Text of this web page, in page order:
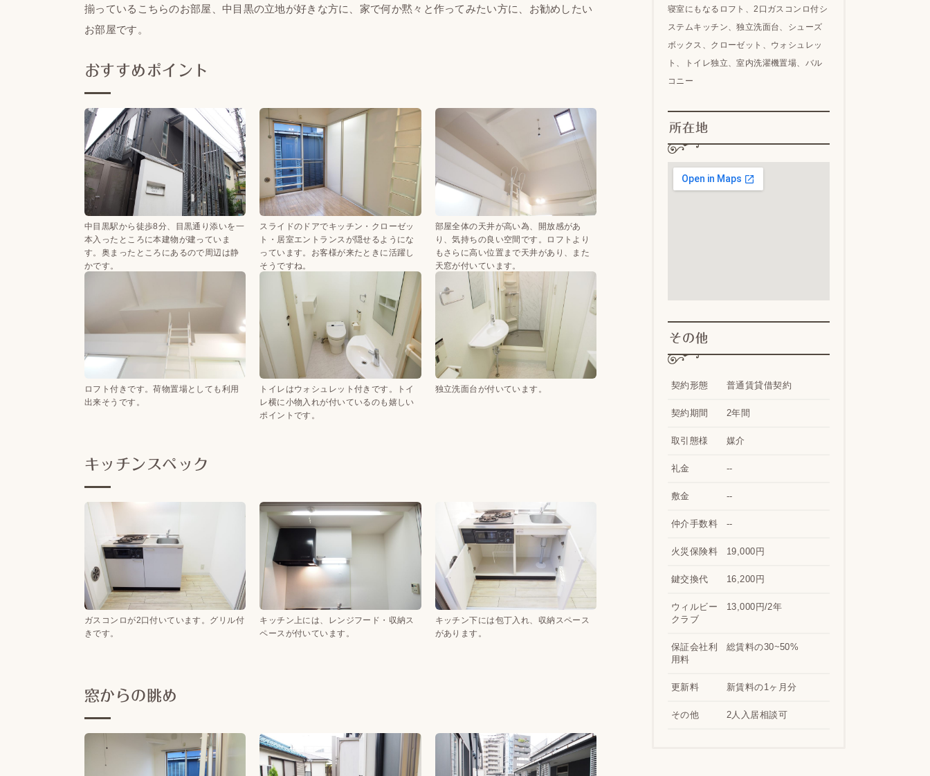
揃っているこちらのお部屋、中目黒の立地が好きな方に、家で何か黙々と作ってみたい方に、お勧めしたい
お部屋です。
おすすめポイント
中目黒駅から徒歩8分、目黒通り添いを一
本入ったところに本建物が建っていま
す。奥まったところにあるので周辺は静
かです。
スライドのドアでキッチン・クローゼッ
ト・居室エントランスが隠せるようにな
っています。お客様が来たときに活躍し
そうですね。
部屋全体の天井が高い為、開放感があ
り、気持ちの良い空間です。ロフトより
もさらに高い位置まで天井があり、また
天窓が付いています。
ロフト付きです。荷物置場としても利用
出来そうです。
トイレはウォシュレット付きです。トイ
レ横に小物入れが付いているのも嬉しい
ポイントです。
独立洗面台が付いています。
キッチンスペック
ガスコンロが2口付いています。グリル付
きです。
キッチン上には、レンジフード・収納ス
ペースが付いています。
キッチン下には包丁入れ、収納スペース
があります。
窓からの眺め
寝室にもなるロフト、2口ガスコンロ付シ
ステムキッチン、独立洗面台、シューズ
ボックス、クローゼット、ウォシュレッ
ト、トイレ独立、室内洗濯機置場、バル
コニー
所在地
その他
契約形態 普通賃貸借契約
契約期間 2年間
取引態様 媒介
礼金 --
敷金 --
仲介手数料 --
火災保険料 19,000円
鍵交換代 16,200円
ウィルビー
クラブ
13,000円/2年
保証会社利
用料
総賃料の30~50%
更新料 新賃料の1ヶ月分
その他 2人入居相談可